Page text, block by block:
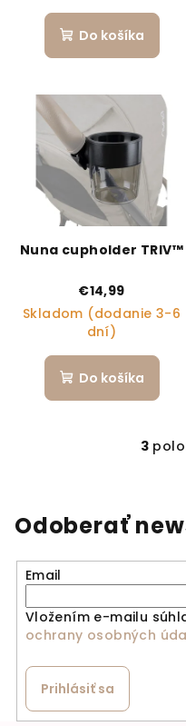
Do košíka
Nuna cupholder TRIV™
€14,99
Skladom (dodanie 3-6
dní)
Do košíka
3
Odoberať
Email
Vložením e-mailu
ochrany osobných
Prihlásiť sa